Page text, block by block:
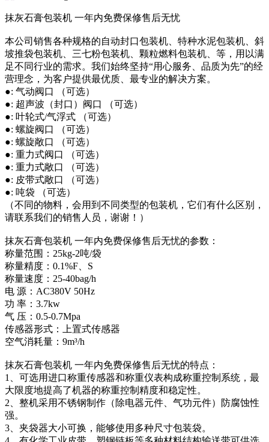
抹灰石膏包装机 一年内免费保修售后无忧
本公司销售各种规格的自动封口包装机、特种水泥包装机、斜
坡推袋包装机、三七粉包装机、颗粒燃料包装机、等，用以满
足不同行业的需求。我们始终坚持“用心服务、品质为先”的经
营理念，为客户提供最优质、最专业的解决方案。
●: 气动阀口 （可选）
●: 超声波（封口）阀口 （可选）
●: 叶轮式/气浮式 （可选）
●: 螺旋阀口 （可选）
●: 螺旋敞口 （可选）
●: 重力式阀口 （可选）
●: 重力式敞口 （可选）
●: 皮带式敞口 （可选）
●: 吨袋 （可选）
（不同的物料，会用到不同类型的包装机，它们有什么区别，
请联系我们的销售人员，谢谢！）
抹灰石膏包装机 一年内免费保修售后无忧的参数：
称量范围：25kg-2吨/袋
称量精度：0.1%F、S
称量速度：25-40bag/h
电 源：AC380V 50Hz
功 率：3.7kw
气 压：0.5-0.7Mpa
传感器形式：上置式传感器
空气消耗量：9m³/h
抹灰石膏包装机 一年内免费保修售后无忧的特点：
1、可选用进口称重传感器和称重仪表构成称重控制系统，最
大限度地提高了机器的称重控制精度和稳定性。
2、整机采用不锈钢制作（除电器元件、气功元件）防腐蚀性
强。
3、夹袋器大小可换，能够使用多种尺寸包装袋。